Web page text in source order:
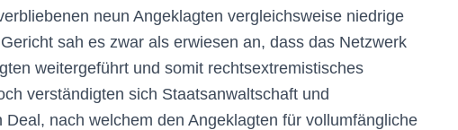
neun Angeklagten vergleichsweise niedrige
sah es zwar als erwiesen an, dass das Netzwerk
weitergeführt und somit rechtsextremistisches
verständigten sich Staatsanwaltschaft und
nach welchem den Angeklagten für vollumfängliche